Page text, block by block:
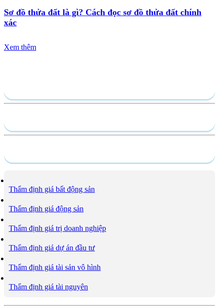
Sơ đồ thửa đất là gì? Cách đọc sơ đồ thửa đất chính
xác
Xem thêm
Thẩm định giá bất động sản
Thẩm định giá động sản
Thẩm định giá trị doanh nghiệp
Thẩm định giá dự án đầu tư
Thẩm định giá tài sản vô hình
Thẩm định giá tài nguyên